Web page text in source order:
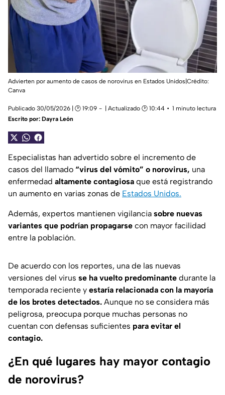
Advierten por aumento de casos de norovirus en Estados Unidos|Crédito:
Canva
Publicado 30/05/2026 | 🕑 19:09 | Actualizado 🕑 10:44
1 minuto lectura
Escrito por: Dayra León
Especialistas han advertido sobre el incremento de
casos del llamado “virus del vómito” o norovirus, una
enfermedad altamente contagiosa que está registrando
un aumento en varias zonas de Estados Unidos.
Además, expertos mantienen vigilancia sobre nuevas
variantes que podrían propagarse con mayor facilidad
entre la población.
De acuerdo con los reportes, una de las nuevas
versiones del virus se ha vuelto predominante durante la
temporada reciente y estaría relacionada con la mayoría
de los brotes detectados. Aunque no se considera más
peligrosa, preocupa porque muchas personas no
cuentan con defensas suficientes para evitar el
contagio.
¿En qué lugares hay mayor contagio
de norovirus?